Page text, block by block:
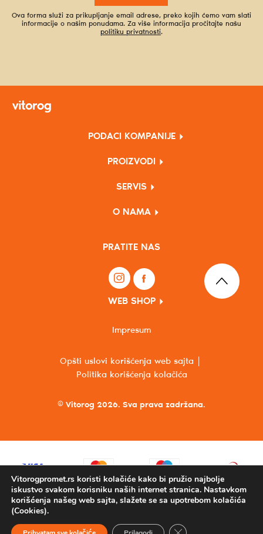
Ova forma služi za prikupljanje email adrese, preko kojih ćemo vam slati
informacije o našim ponudama. Za više informacija pročitajte našu
politiku privatnosti.
PODACI KOMPANIJE
PROIZVODI
SERVIS
O NAMA
PRATITE NAS
WEB SHOP
© Vitorog 2026. Sva prava zadržana.
Opšti uslovi korišćenja web sajta
Politika korišćenja kolačića
Impresum
Vitorogpromet.rs koristi kolačiće kako bi pružio najbolje
iskustvo svakom korisniku naših internet stranica. Nastavkom
korišćenja našeg web sajta, slažete se sa upotrebom kolačića
(Cookies).
Close GDPR Cookie